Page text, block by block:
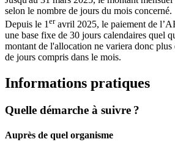
selon le nombre de jours du mois concerné.
Depuis le 1 eravril 2025, le paiement de
une base fixe de 30 jours calendaires quel
montant de l'allocation ne variera donc
de jours compris dans le mois.
Informations pratiques
Quelle démarche à suivre ?
Auprès de quel organisme